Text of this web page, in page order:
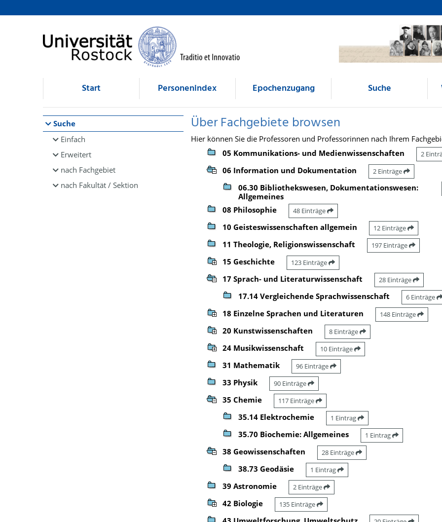
Browsen
direkt zum Inhalt
Start Personenindex Epochenzugang Suche
Suche
Einfach
Erweitert
nach Fachgebiet
nach Fakultät / Sektion
Über Fachgebiete browsen
Hier können Sie die Professoren und Professorinnen nach Ihrem
05 Kommunikations- und Medienwissenschaften
2
06 Information und Dokumentation 2 Einträge
06.30 Bibliothekswesen, Dokumentationswesen:
Allgemeines
08 Philosophie 48 Einträge
10 Geisteswissenschaften allgemein 12 Einträge
11 Theologie, Religionswissenschaft 197 Einträge
15 Geschichte 123 Einträge
17 Sprach- und Literaturwissenschaft 28 Einträge
17.14 Vergleichende Sprachwissenschaft 6 Einträge
18 Einzelne Sprachen und Literaturen 148 Einträge
20 Kunstwissenschaften 8 Einträge
24 Musikwissenschaft 10 Einträge
31 Mathematik 96 Einträge
33 Physik 90 Einträge
35 Chemie 117 Einträge
35.14 Elektrochemie 1 Eintrag
35.70 Biochemie: Allgemeines 1 Eintrag
38 Geowissenschaften 28 Einträge
38.73 Geodäsie 1 Eintrag
39 Astronomie 2 Einträge
42 Biologie 135 Einträge